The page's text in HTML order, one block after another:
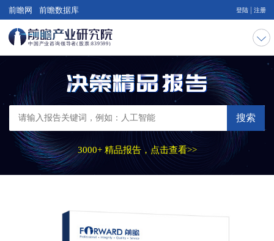
前瞻网 前瞻数据库 登陆 注册
搜索
3000+ 精品报告，点击查看>>